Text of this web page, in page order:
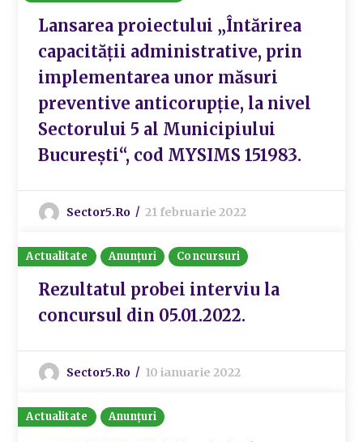
Lansarea proiectului „Întărirea
capacității administrative, prin
implementarea unor măsuri
preventive anticorupție, la nivel
Sectorului 5 al Municipiului
București“, cod MYSIMS 151983.
Sector5.ro 21 februarie 2022
Actualitate Anunțuri Concursuri
Rezultatul probei interviu la
concursul din 05.01.2022.
Sector5.ro 10 ianuarie 2022
Actualitate Anunțuri